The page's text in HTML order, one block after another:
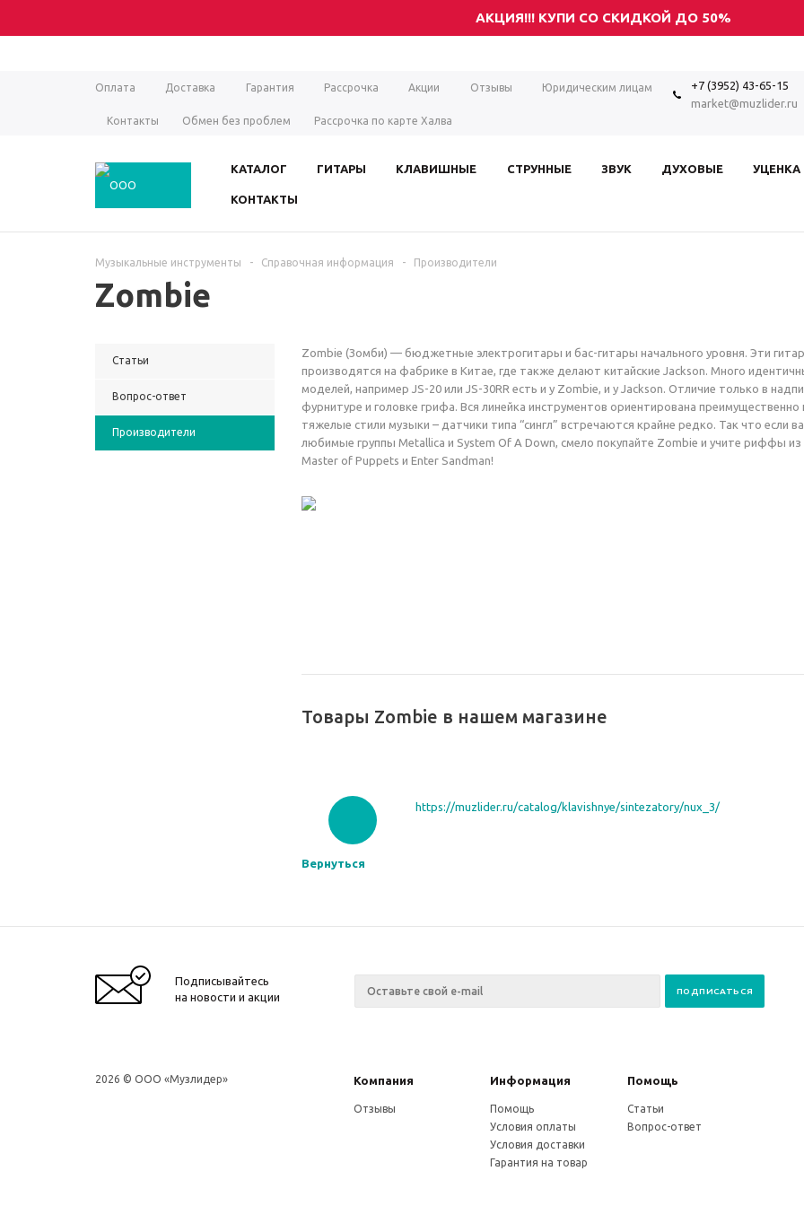
АКЦИЯ!!! КУПИ СО СКИДКОЙ ДО 50%
Оплата Доставка Гарантия Рассрочка Акции Отзывы Юридическим лицам
Контакты Обмен без проблем Рассрочка по карте Халва
+7 (3952) 43-65-15
market@muzlider.ru
КАТАЛОГ ГИТАРЫ КЛАВИШНЫЕ СТРУННЫЕ ЗВУК ДУХОВЫЕ УЦЕНКА
КОНТАКТЫ
Музыкальные инструменты - Справочная информация - Производители
Zombie
Статьи
Вопрос-ответ
Производители
Zombie (Зомби) — бюджетные электрогитары и бас-гитары начального уровня. Эти
производятся на фабрике в Китае, где также делают китайские Jackson. Много
моделей, например JS-20 или JS-30RR есть и у Zombie, и у Jackson. Отличие только в
фурнитуре и головке грифа. Вся линейка инструментов ориентирована преимущественно
тяжелые стили музыки – датчики типа “сингл” встречаются крайне редко. Так что если
любимые группы Metallica и System Of A Down, смело покупайте Zombie и учите риффы из
Master of Puppets и Enter Sandman!
Товары Zombie в нашем магазине
https://muzlider.ru/catalog/klavishnye/sintezatory/nux_3/
Вернуться
Подписывайтесь
на новости и акции
2026 © ООО «Музлидер» Компания Информация Помощь
Отзывы
Помощь
Условия оплаты
Условия доставки
Гарантия на товар
Статьи
Вопрос-ответ